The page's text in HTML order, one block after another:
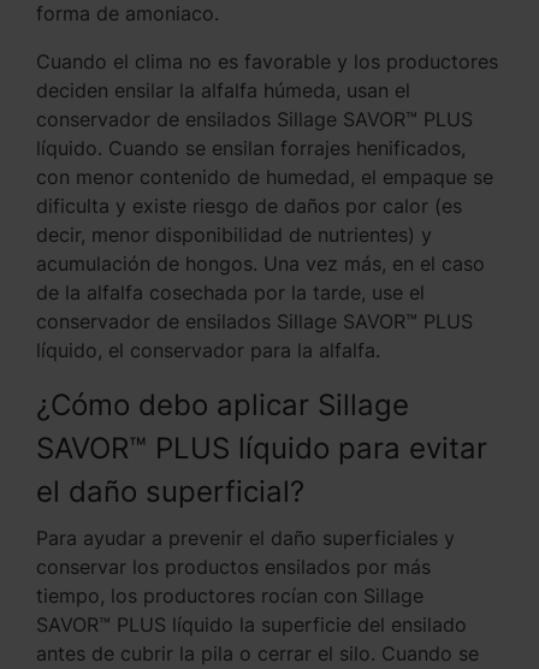
forma de amoniaco.
Cuando el clima no es favorable y los productores
deciden ensilar la alfalfa húmeda, usan el
conservador de ensilados Sillage SAVOR™ PLUS
líquido. Cuando se ensilan forrajes henificados,
con menor contenido de humedad, el empaque se
dificulta y existe riesgo de daños por calor (es
decir, menor disponibilidad de nutrientes) y
acumulación de hongos. Una vez más, en el caso
de la alfalfa cosechada por la tarde, use el
conservador de ensilados Sillage SAVOR™ PLUS
líquido, el conservador para la alfalfa.
¿Cómo debo aplicar Sillage
SAVOR™ PLUS líquido para evitar
el daño superficial?
Para ayudar a prevenir el daño superficiales y
conservar los productos ensilados por más
tiempo, los productores rocían con Sillage
SAVOR™ PLUS líquido la superficie del ensilado
antes de cubrir la pila o cerrar el silo. Cuando se